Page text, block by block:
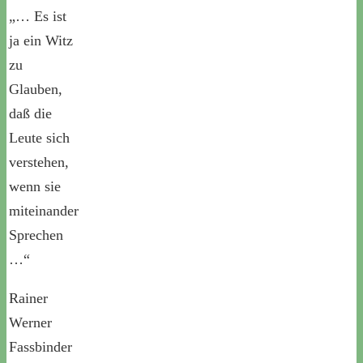
„… Es ist
ja ein Witz
zu
Glauben,
daß die
Leute sich
verstehen,
wenn sie
miteinander
Sprechen
…“
Rainer
Werner
Fassbinder